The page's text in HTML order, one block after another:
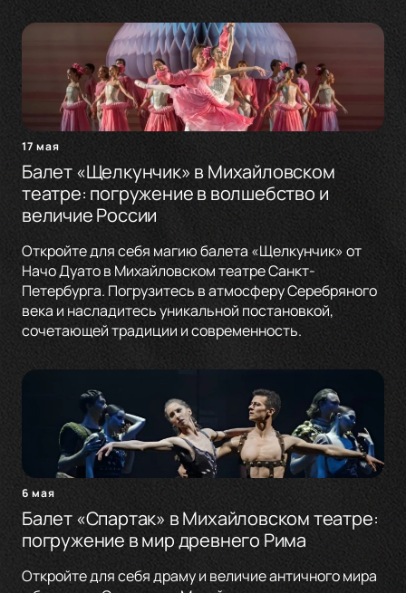
17 мая
Балет «Щелкунчик» в Михайловском
театре: погружение в волшебство и
величие России
Откройте для себя магию балета «Щелкунчик» от
Начо Дуато в Михайловском театре Санкт-
Петербурга. Погрузитесь в атмосферу Серебряного
века и насладитесь уникальной постановкой,
сочетающей традиции и современность.
6 мая
Балет «Спартак» в Михайловском театре:
погружение в мир древнего Рима
Откройте для себя драму и величие античного мира